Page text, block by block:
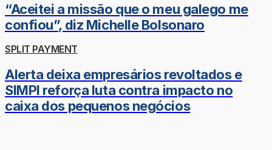
“Aceitei a missão que o meu galego me
confiou”, diz Michelle Bolsonaro
SPLIT PAYMENT
Alerta deixa empresários revoltados e
SIMPI reforça luta contra impacto no
caixa dos pequenos negócios